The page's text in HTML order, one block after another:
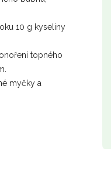
10 g kyseliny
topného
myčky a